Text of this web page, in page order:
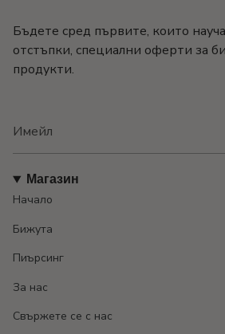
Бъдете сред първите, които
отстъпки, специални оферти за
продукти.
Магазин
Начало
Бижута
Пиърсинг
За нас
Свържете се с нас